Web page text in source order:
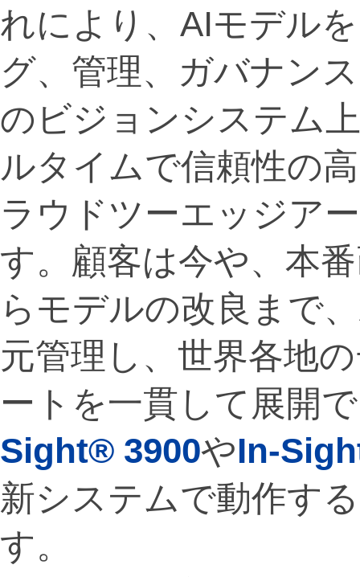
れにより、AIモデル
グ、管理、ガバナン
のビジョンシステム
ルタイムで信頼性の
ラウドツーエッジア
す。顧客は今や、本
らモデルの改良まで
元管理し、世界各地
ートを一貫して展開
Sight® 3900やIn-
新システムで動作す
す。